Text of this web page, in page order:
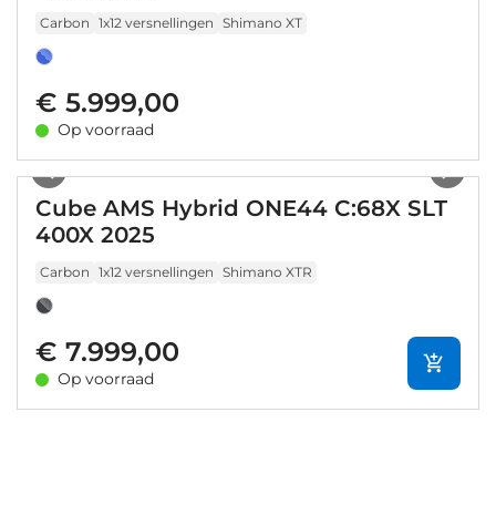
Carbon 1x12 versnellingen Shimano XT
€ 5.999,00
Op voorraad
Cube AMS Hybrid ONE44 C:68X SLT
400X 2025
Carbon 1x12 versnellingen Shimano XTR
€ 7.999,00
Op voorraad